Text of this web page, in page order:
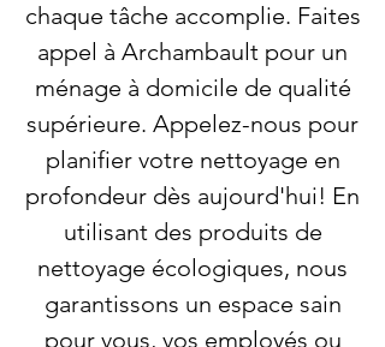
chaque tâche accomplie. Faites
appel à Archambault pour un
ménage à domicile de qualité
supérieure. Appelez-nous pour
planifier votre nettoyage en
profondeur dès aujourd'hui! En
utilisant des produits de
nettoyage écologiques, nous
garantissons un espace sain
pour vous, vos employés ou